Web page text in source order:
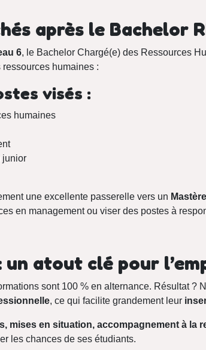
après le Bachelor
6, le Bachelor Chargé(e) des Ressources
humaines :
visés :
humaines
junior
une excellente passerelle vers un
en management ou viser des postes à
un atout clé pour
sont 100 % en alternance. Résultat ?
, ce qui facilite grandement leur
mises en situation, accompagnement à la
les chances de ses étudiants.